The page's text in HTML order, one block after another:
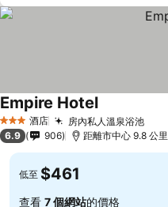
3 星級 酒店 房內私人溫泉浴池
Empire Hotel
6.9 906 距離市中心 9.8 公里
低至 $461
查看 7 個網站的價格